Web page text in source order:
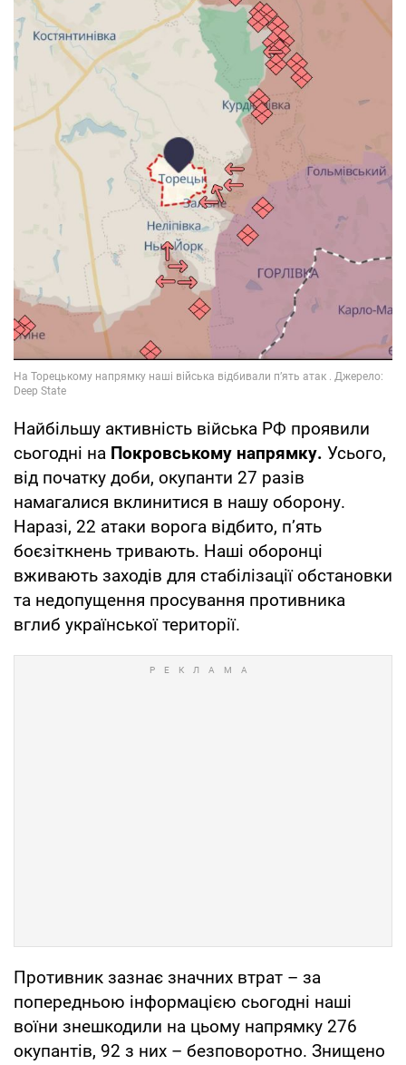
Найбільшу активність війська РФ проявили
сьогодні на Покровському напрямку. Усього,
від початку доби, окупанти 27 разів
намагалися вклинитися в нашу оборону.
Наразі, 22 атаки ворога відбито, п’ять
боєзіткнень тривають. Наші оборонці
вживають заходів для стабілізації обстановки
та недопущення просування противника
вглиб української території.
Противник зазнає значних втрат – за
попередньою інформацією сьогодні наші
воїни знешкодили на цьому напрямку 276
окупантів, 92 з них – безповоротно. Знищено